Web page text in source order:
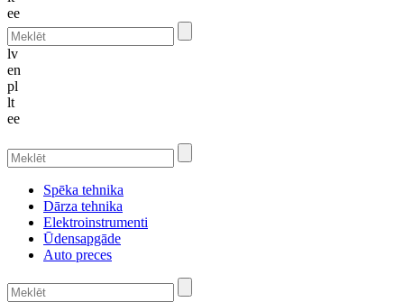
ee
lv
en
pl
lt
ee
Spēka tehnika
Dārza tehnika
Elektroinstrumenti
Ūdensapgāde
Auto preces